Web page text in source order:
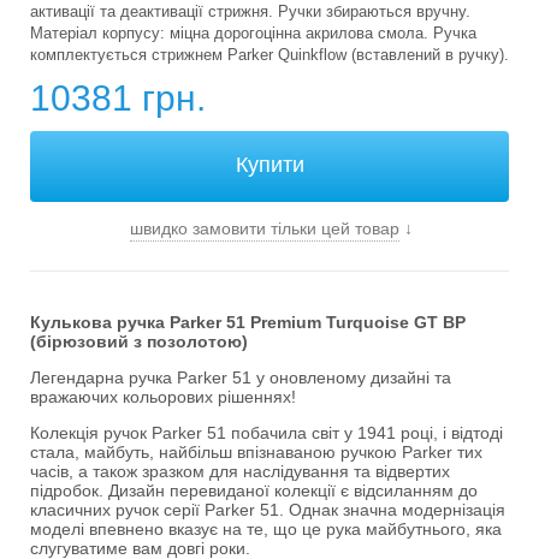
активації та деактивації стрижня. Ручки збираються вручну.
Матеріал корпусу: міцна дорогоцінна акрилова смола. Ручка
комплектується стрижнем Parker Quinkflow (вставлений в ручку).
10381 грн.
швидко замовити тільки цей товар↓
Кулькова ручка Parker 51 Premium Turquoise GT BP
(бірюзовий з позолотою)
Легендарна ручка Parker 51 у оновленому дизайні та
вражаючих кольорових рішеннях!
Колекція ручок Parker 51 побачила світ у 1941 році, і відтоді
стала, майбуть, найбільш впізнаваною ручкою Parker тих
часів, а також зразком для наслідування та відвертих
підробок. Дизайн перевиданої колекції є відсиланням до
класичних ручок серії Parker 51. Однак значна модернізація
моделі впевнено вказує на те, що це рука майбутнього, яка
слугуватиме вам довгі роки.